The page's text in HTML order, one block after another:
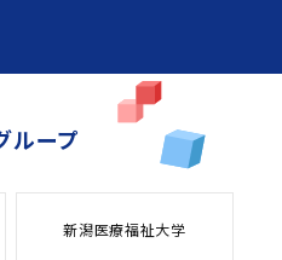
ループ
新潟医療福祉大学